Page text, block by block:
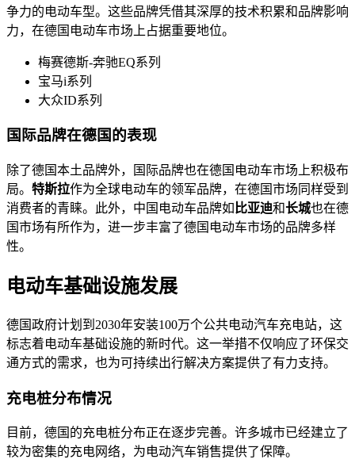
争力的电动车型。这些品牌凭借其深厚的技术积累和品牌影响
力，在德国电动车市场上占据重要地位。
梅赛德斯-奔驰EQ系列
宝马i系列
大众ID系列
国际品牌在德国的表现
除了德国本土品牌外，国际品牌也在德国电动车市场上积极布
局。 特斯拉作为全球电动车的领军品牌，在德国市场同样受到
消费者的青睐。此外，中国电动车品牌如 比亚迪和长城也在德
国市场有所作为，进一步丰富了德国电动车市场的品牌多样
性。
电动车基础设施发展
德国政府计划到2030年安装100万个公共电动汽车充电站，这
标志着电动车基础设施的新时代。这一举措不仅响应了环保交
通方式的需求，也为可持续出行解决方案提供了有力支持。
充电桩分布情况
目前，德国的充电桩分布正在逐步完善。许多城市已经建立了
较为密集的充电网络，为电动汽车销售提供了保障。